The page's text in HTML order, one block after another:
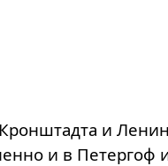
и
и в Петергоф